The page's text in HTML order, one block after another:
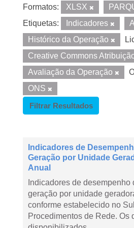
Formatos: XLSX
Etiquetas:
Indicadores
Histórico da Operação
Creative Commons
Avaliação da Operação
ONS
Filtrar Resultados
Indicadores de
Geração por Unidade
Anual
Indicadores de desempenho
geração por unidade
conforme estabelecido no
Procedimentos de Rede. Os